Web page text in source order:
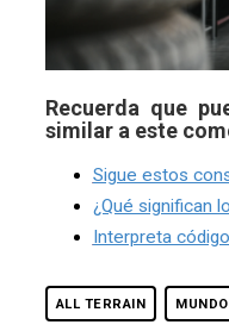
Recuerda que
similar a este
Sigue estos
¿Qué significan
Interpreta
ALL TERRAIN